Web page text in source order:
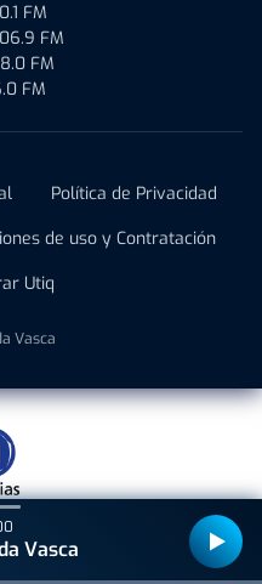
FM
FM
FM
FM
Política de Privacidad
de uso y Contratación
Utiq
Vasca
Vasca